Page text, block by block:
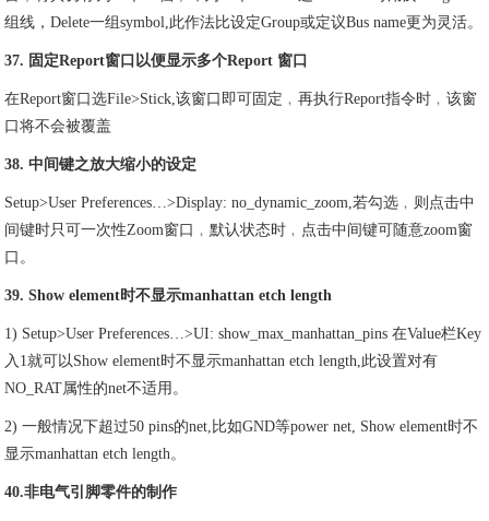
组线，Delete一组symbol,此作法比设定Group或定议Bus name更为灵活。
37. 固定Report窗口以便显示多个Report 窗口
在Report窗口选File>Stick,该窗口即可固定﹐再执行Report指令时﹐该窗
口将不会被覆盖
38. 中间键之放大缩小的设定
Setup>User Preferences…>Display: no_dynamic_zoom,若勾选﹐则点击中
间键时只可一次性Zoom窗口﹐默认状态时﹐点击中间键可随意zoom窗
口。
39. Show element时不显示manhattan etch length
1) Setup>User Preferences…>UI: show_max_manhattan_pins 在Value栏Key
入1就可以Show element时不显示manhattan etch length,此设置对有
NO_RAT属性的net不适用。
2) 一般情况下超过50 pins的net,比如GND等power net, Show element时不
显示manhattan etch length。
40.非电气引脚零件的制作